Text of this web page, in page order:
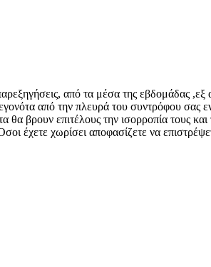
από τα μέσα της εβδομάδας ,εξ
από την πλευρά του συντρόφου σας
βρουν επιτέλους την ισορροπία τους και
έχετε χωρίσει αποφασίζετε να